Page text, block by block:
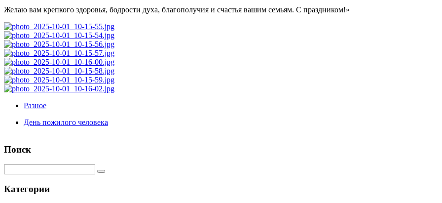
Желаю вам крепкого здоровья, бодрости духа, благополучия и счастья вашим семьям. С праздником!»
Разное
День пожилого человека
Поиск
Категории